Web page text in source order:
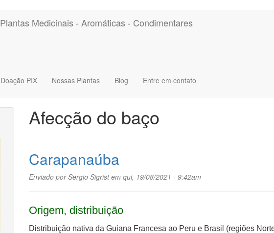
Plantas Medicinais - Aromáticas - Condimentares
Doação PIX Nossas Plantas Blog Entre em contato
Afecção do baço
Carapanaúba
Enviado porSergio Sigristem qui, 19/08/2021 - 9:42am
Origem, distribuição
Distribuição nativa da Guiana Francesa ao Peru e Brasil (regiões